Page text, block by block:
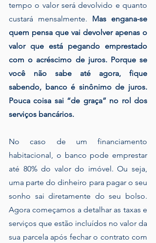
tempo o valor será devolvido e quanto
custará mensalmente. Mas engana-se
quem pensa que vai devolver apenas o
valor que está pegando emprestado
com o acréscimo de juros. Porque se
você não sabe até agora, fique
sabendo, banco é sinônimo de juros.
Pouca coisa sai “de graça” no rol dos
serviços bancários.
No caso de um financiamento
habitacional, o banco pode emprestar
até 80% do valor do imóvel. Ou seja,
uma parte do dinheiro para pagar o seu
sonho sai diretamente do seu bolso.
Agora começamos a detalhar as taxas e
serviços que estão incluídos no valor da
sua parcela após fechar o contrato com